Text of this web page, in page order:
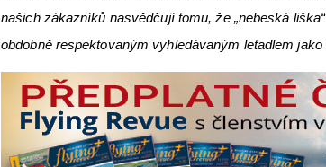
našich zákazníků nasvědčují tomu, že „nebeská
obdobně respektovaným vyhledávaným letadlem jako